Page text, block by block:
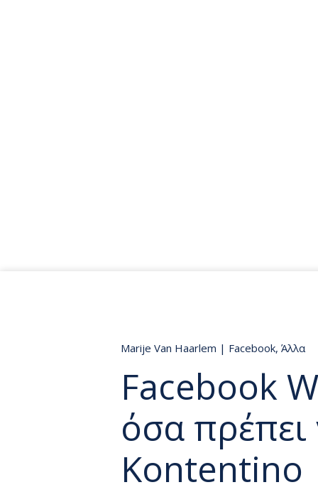
Marije Van Haarlem | Facebook, Άλλα
Facebook
όσα
Kontentino